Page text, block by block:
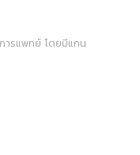
ารแพทย์ โดยมีแกน